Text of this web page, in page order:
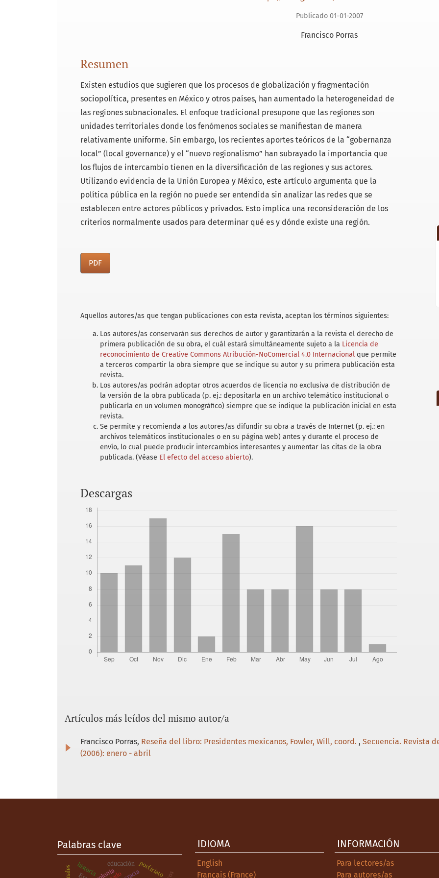
Publicado 01-01-2007
Francisco Porras
Resumen
Existen estudios que sugieren que los procesos de globalización y fragmentación
sociopolítica, presentes en México y otros países, han aumentado la heterogeneidad de
las regiones subnacionales. El enfoque tradicional presupone que las regiones son
unidades territoriales donde los fenómenos sociales se manifiestan de manera
relativamente uniforme. Sin embargo, los recientes aportes teóricos de la “gobernanza
local” (local governance) y el “nuevo regionalismo” han subrayado la importancia que
los flujos de intercambio tienen en la diversificación de las regiones y sus actores.
Utilizando evidencia de la Unión Europea y México, este artículo argumenta que la
política pública en la región no puede ser entendida sin analizar las redes que se
establecen entre actores públicos y privados. Esto implica una reconsideración de los
criterios normalmente usados para determinar qué es y dónde existe una región.
PDF
Aquellos autores/as que tengan publicaciones con esta revista, aceptan los términos siguientes:
Los autores/as conservarán sus derechos de autor y garantizarán a la revista el derecho de
primera publicación de su obra, el cuál estará simultáneamente sujeto a la Licencia de
reconocimiento de Creative Commons Atribución-NoComercial 4.0 Internacional que permite
a terceros compartir la obra siempre que se indique su autor y su primera publicación esta
revista.
Los autores/as podrán adoptar otros acuerdos de licencia no exclusiva de distribución de
la versión de la obra publicada (p. ej.: depositarla en un archivo telemático institucional o
publicarla en un volumen monográfico) siempre que se indique la publicación inicial en esta
revista.
Se permite y recomienda a los autores/as difundir su obra a través de Internet (p. ej.: en
archivos telemáticos institucionales o en su página web) antes y durante el proceso de
envío, lo cual puede producir intercambios interesantes y aumentar las citas de la obra
publicada. (Véase El efecto del acceso abierto).
Descargas
Artículos más leídos del mismo autor/a
Francisco Porras, Reseña del libro: Presidentes mexicanos, Fowler, Will, coord. , Secuencia. Revista
(2006): enero - abril
Palabras clave
colonia porfiriato
historia educación
IDIOMA
English
Français (France)
INFORMACIÓN
Para lectores/as
Para autores/as